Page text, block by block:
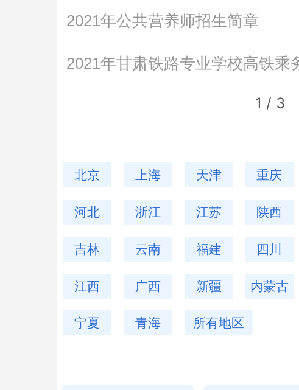
2021年公共营养师招生简章
2021年甘肃铁路专业学校高铁乘
1 / 3
北京 上海 天津 重庆
河北 浙江 江苏 陕西
吉林 云南 福建 四川
江西 广西 新疆 内蒙古
宁夏 青海 所有地区